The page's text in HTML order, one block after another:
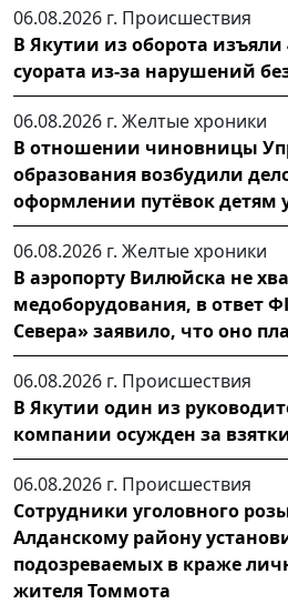
06.08.2026 г. Происшествия
В Якутии из оборота изъяли
суората из-за нарушений
06.08.2026 г. Желтые хроники
В отношении чиновницы
образования возбудили
оформлении путёвок детям
06.08.2026 г. Желтые хроники
В аэропорту Вилюйска не
медоборудования, в ответ
Севера» заявило, что оно
06.08.2026 г. Происшествия
В Якутии один из
компании осужден за
06.08.2026 г. Происшествия
Сотрудники уголовного
Алданскому району
подозреваемых в краже
жителя Томмота